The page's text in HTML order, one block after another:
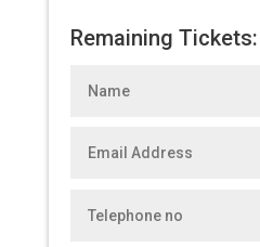
Remaining Tickets: